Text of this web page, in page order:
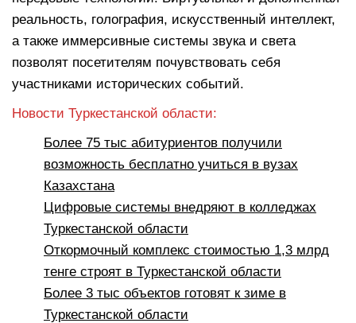
реальность, голография, искусственный интеллект,
а также иммерсивные системы звука и света
позволят посетителям почувствовать себя
участниками исторических событий.
Новости Туркестанской области:
Более 75 тыс абитуриентов получили
возможность бесплатно учиться в вузах
Казахстана
Цифровые системы внедряют в колледжах
Туркестанской области
Откормочный комплекс стоимостью 1,3 млрд
тенге строят в Туркестанской области
Более 3 тыс объектов готовят к зиме в
Туркестанской области